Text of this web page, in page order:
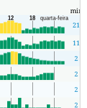
min
21
11
2
2
2
2